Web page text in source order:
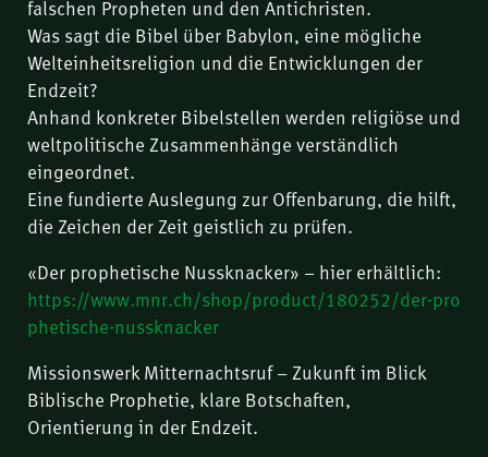
falschen Propheten und den Antichristen.
Was sagt die Bibel über Babylon, eine mögliche
Welteinheitsreligion und die Entwicklungen der
Endzeit?
Anhand konkreter Bibelstellen werden religiöse und
weltpolitische Zusammenhänge verständlich
eingeordnet.
Eine fundierte Auslegung zur Offenbarung, die hilft,
die Zeichen der Zeit geistlich zu prüfen.
«Der prophetische Nussknacker» – hier erhältlich:
https://www.mnr.ch/shop/product/180252/der-pro
phetische-nussknacker
Missionswerk Mitternachtsruf – Zukunft im Blick
Biblische Prophetie, klare Botschaften,
Orientierung in der Endzeit.